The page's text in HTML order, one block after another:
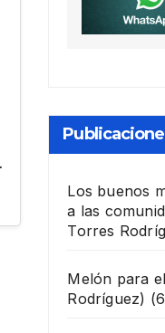
Los buenos
a las
Torres
Melón para
Rodríguez)